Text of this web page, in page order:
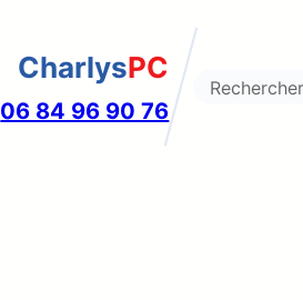
CharlysPC
06 84 96 90 76
Search